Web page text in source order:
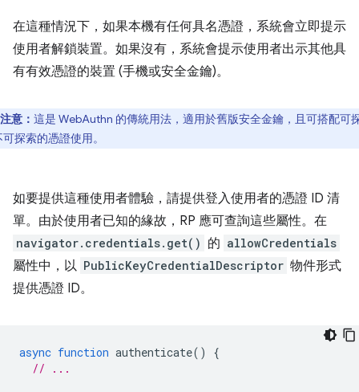
在這種情況下，如果本機有任何具名憑證，系統會立即提示
使用者解鎖裝置。如果沒有，系統會提示使用者出示其他具
有有效憑證的裝置 (手機或安全金鑰)。
注意： 這是 WebAuthn 的傳統用法，適用於舊版安全金鑰，且可搭配可
探索的憑證使用。
如要提供這種使用者體驗，請提供登入使用者的憑證 ID 清
單。由於使用者已知的緣故，RP 應可查詢這些屬性。在
navigator.credentials.get() 的 allowCredentials
屬性中，以 PublicKeyCredentialDescriptor 物件形式
提供憑證 ID。
async function authenticate()
{
// ...